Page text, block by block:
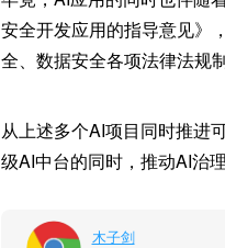
安全开发应用的指导意见》
全、数据安全各项法律法规
从上述多个AI项目同时推进
级AI中台的同时，推动AI治
木子剑